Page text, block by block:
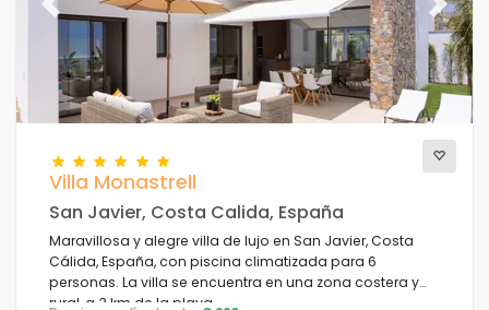
Previous Next
Villa Monastrell
San Javier, Costa Calida, España
Maravillosa y alegre villa de lujo en San Javier, Costa
Cálida, España, con piscina climatizada para 6
personas. La villa se encuentra en una zona costera y
rural, a 3 km de la playa.